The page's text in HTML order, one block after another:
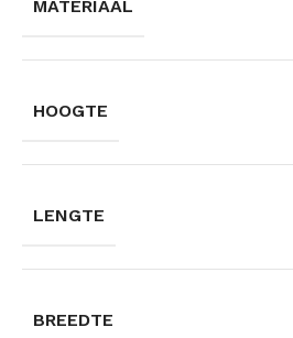
MATERIAAL
HOOGTE
LENGTE
BREEDTE